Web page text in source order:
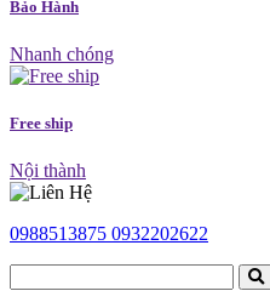
Bảo Hành
Nhanh chóng
Free ship
Nội thành
0988513875 0932202622